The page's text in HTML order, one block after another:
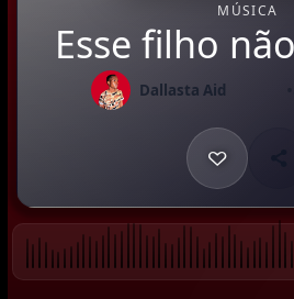
MÚSICA
Esse filho
Dallasta Aid